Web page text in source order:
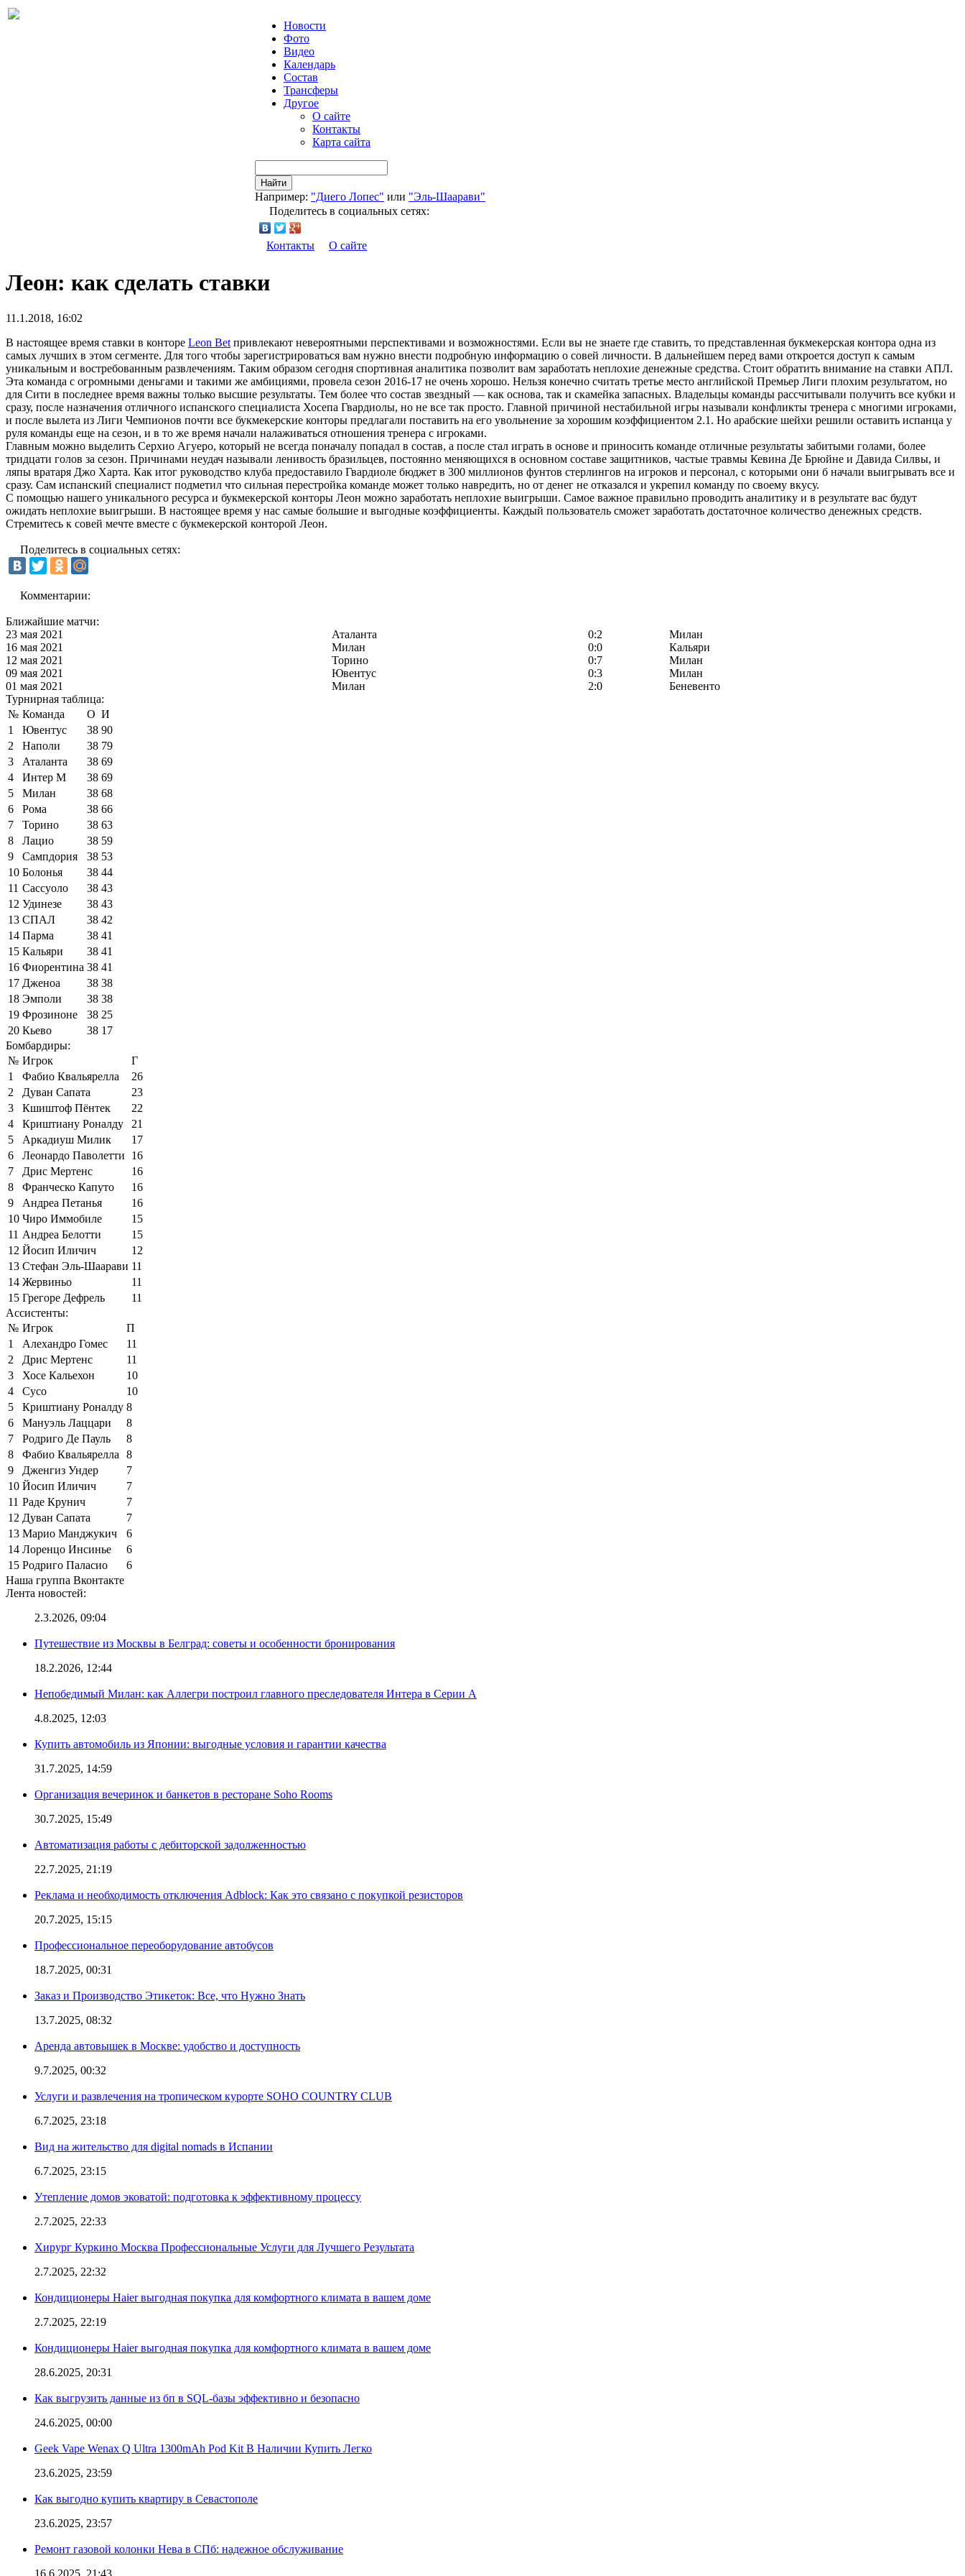
Новости
Фото
Видео
Календарь
Состав
Трансферы
Другое
О сайте
Контакты
Карта сайта
Найти
Например: "Диего Лопес" или "Эль-Шаарави"
Поделитесь в социальных сетях:
Контакты О сайте
Леон: как сделать ставки
11.1.2018, 16:02
В настоящее время ставки в конторе Leon Bet привлекают невероятными перспективами и возможностями. Если вы не знаете где ставить, то представленная букмекерская контора одна из
самых лучших в этом сегменте. Для того чтобы зарегистрироваться вам нужно внести подробную информацию о совей личности. В дальнейшем перед вами откроется доступ к самым
уникальным и востребованным развлечениям. Таким образом сегодня спортивная аналитика позволит вам заработать неплохие денежные средства. Стоит обратить внимание на ставки АПЛ.
Эта команда с огромными деньгами и такими же амбициями, провела сезон 2016-17 не очень хорошо. Нельзя конечно считать третье место английской Премьер Лиги плохим результатом, но
для Сити в последнее время важны только высшие результаты. Тем более что состав звездный — как основа, так и скамейка запасных. Владельцы команды рассчитывали получить все кубки и
сразу, после назначения отличного испанского специалиста Хосепа Гвардиолы, но не все так просто. Главной причиной нестабильной игры называли конфликты тренера с многими игроками,
и после вылета из Лиги Чемпионов почти все букмекерские конторы предлагали поставить на его увольнение за хорошим коэффициентом 2.1. Но арабские шейхи решили оставить испанца у
руля команды еще на сезон, и в то же время начали налаживаться отношения тренера с игроками.
Главным можно выделить Серхио Агуеро, который не всегда поначалу попадал в состав, а после стал играть в основе и приносить команде отличные результаты забитыми голами, более
тридцати голов за сезон. Причинами неудач называли ленивость бразильцев, постоянно меняющихся в основном составе защитников, частые травмы Кевина Де Брюйне и Давида Силвы, и
ляпы вратаря Джо Харта. Как итог руководство клуба предоставило Гвардиоле бюджет в 300 миллионов фунтов стерлингов на игроков и персонал, с которыми они б начали выигрывать все и
сразу. Сам испанский специалист подметил что сильная перестройка команде может только навредить, но от денег не отказался и укрепил команду по своему вкусу.
С помощью нашего уникального ресурса и букмекерской конторы Леон можно заработать неплохие выигрыши. Самое важное правильно проводить аналитику и в результате вас будут
ожидать неплохие выигрыши. В настоящее время у нас самые большие и выгодные коэффициенты. Каждый пользователь сможет заработать достаточное количество денежных средств.
Стремитесь к совей мечте вместе с букмекерской конторой Леон.
Поделитесь в социальных сетях:
Комментарии:
Ближайшие матчи:
23 мая 2021
Аталанта 0:2
Милан
16 мая 2021
Милан 0:0
Кальяри
12 мая 2021
Торино 0:7
Милан
09 мая 2021
Ювентус 0:3
Милан
01 мая 2021
Милан 2:0
Беневенто
Турнирная таблица:
№ Команда О И
1
Ювентус 38 90
2
Наполи 38 79
3
Аталанта 38 69
4
Интер М 38 69
5
Милан 38 68
6
Рома 38 66
7
Торино 38 63
8
Лацио 38 59
9
Сампдория 38 53
10 Болонья 38 44
11 Сассуоло 38 43
12 Удинезе 38 43
13 СПАЛ 38 42
14 Парма 38 41
15 Кальяри 38 41
16 Фиорентина 38 41
17 Дженоа 38 38
18 Эмполи 38 38
19 Фрозиноне 38 25
20 Кьево 38 17
Бомбардиры:
№ Игрок
Г
1
Фабио Квальярелла
26
2
Дуван Сапата
23
3
Кшиштоф Пёнтек
22
4
Криштиану Роналду
21
5
Аркадиуш Милик
17
6
Леонардо Паволетти
16
7
Дрис Мертенс
16
8
Франческо Капуто
16
9
Андреа Петанья
16
10 Чиро Иммобиле
15
11 Андреа Белотти
15
12 Йосип Иличич
12
13 Стефан Эль-Шаарави 11
14 Жервиньо
11
15 Грегоре Дефрель
11
Ассистенты:
№ Игрок
П
1
Алехандро Гомес
11
2
Дрис Мертенс
11
3
Хосе Кальехон
10
4
Сусо
10
5
Криштиану Роналду 8
6
Мануэль Лаццари
8
7
Родриго Де Пауль
8
8
Фабио Квальярелла
8
9
Дженгиз Ундер
7
10 Йосип Иличич
7
11 Раде Крунич
7
12 Дуван Сапата
7
13 Марио Манджукич
6
14 Лоренцо Инсинье
6
15 Родриго Паласио
6
Наша группа Вконтакте
Лента новостей:
2.3.2026, 09:04
Путешествие из Москвы в Белград: советы и особенности бронирования
18.2.2026, 12:44
Непобедимый Милан: как Аллегри построил главного преследователя Интера в Серии А
4.8.2025, 12:03
Купить автомобиль из Японии: выгодные условия и гарантии качества
31.7.2025, 14:59
Организация вечеринок и банкетов в ресторане Soho Rooms
30.7.2025, 15:49
Автоматизация работы с дебиторской задолженностью
22.7.2025, 21:19
Реклама и необходимость отключения Adblock: Как это связано с покупкой резисторов
20.7.2025, 15:15
Профессиональное переоборудование автобусов
18.7.2025, 00:31
Заказ и Производство Этикеток: Все, что Нужно Знать
13.7.2025, 08:32
Аренда автовышек в Москве: удобство и доступность
9.7.2025, 00:32
Услуги и развлечения на тропическом курорте SOHO COUNTRY CLUB
6.7.2025, 23:18
Вид на жительство для digital nomads в Испании
6.7.2025, 23:15
Утепление домов эковатой: подготовка к эффективному процессу
2.7.2025, 22:33
Хирург Куркино Москва Профессиональные Услуги для Лучшего Результата
2.7.2025, 22:32
Кондиционеры Haier выгодная покупка для комфортного климата в вашем доме
2.7.2025, 22:19
Кондиционеры Haier выгодная покупка для комфортного климата в вашем доме
28.6.2025, 20:31
Как выгрузить данные из бп в SQL-базы эффективно и безопасно
24.6.2025, 00:00
Geek Vape Wenax Q Ultra 1300mAh Pod Kit В Наличии Купить Легко
23.6.2025, 23:59
Как выгодно купить квартиру в Севастополе
23.6.2025, 23:57
Ремонт газовой колонки Нева в СПб: надежное обслуживание
16.6.2025, 21:43